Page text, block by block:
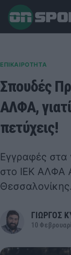
ΕΠΙΚΑΙΡΟΤΗΤΑ
Σπουδές
ΑΛΦΑ,
πετύχεις!
Εγγραφές στα
στο ΙΕΚ ΑΛΦΑ
Θεσσαλονίκης.
ΓΙΩΡΓΟΣ
10